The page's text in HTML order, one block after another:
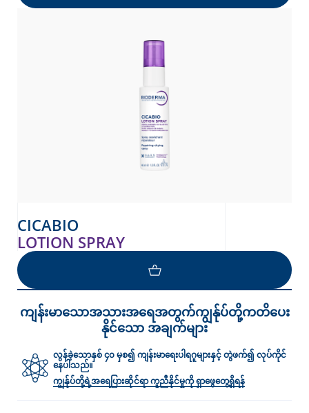
CICABIO
LOTION SPRAY
ကျန်းမာသောအသားအရေအတွက်ကျွန်ုပ်တို့ကတိပေး
နိုင်သော အချက်များ
လွန်ခဲ့သောနှစ် ၄၀ မှစ၍ ကျန်းမာရေးပါရဂူများနှင့် တွဲဖက်၍ လုပ်ကိုင်
နေပါသည်။
ကျွန်ုပ်တို့ရဲ့အရေပြားဆိုင်ရာ ကူညီနိုင်မှုကို ရှာဖွေတွေ့ရှိရန်